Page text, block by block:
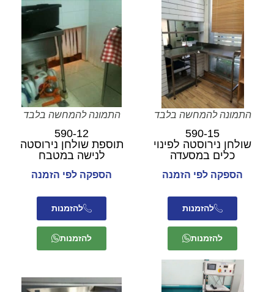
התמונה להמחשה בלבד
590-15
שולחן נירוסטה לפינוי
כלים במסעדה
הספקה לפי הזמנה
להזמנות
להזמנות
התמונה להמחשה בלבד
590-12
תוספת שולחן נירוסטה
לנישה במטבח
הספקה לפי הזמנה
להזמנות
להזמנות